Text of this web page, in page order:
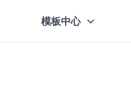
模板中心